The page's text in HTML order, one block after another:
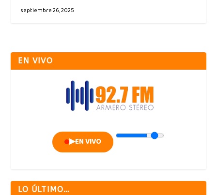
septiembre 26, 2025
EN VIVO
▶EN VIVO
LO ÚLTIMO…